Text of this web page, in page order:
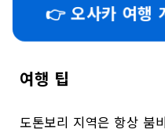
👉 오사카 여행
여행 팁
도톤보리 지역은 항상 붐